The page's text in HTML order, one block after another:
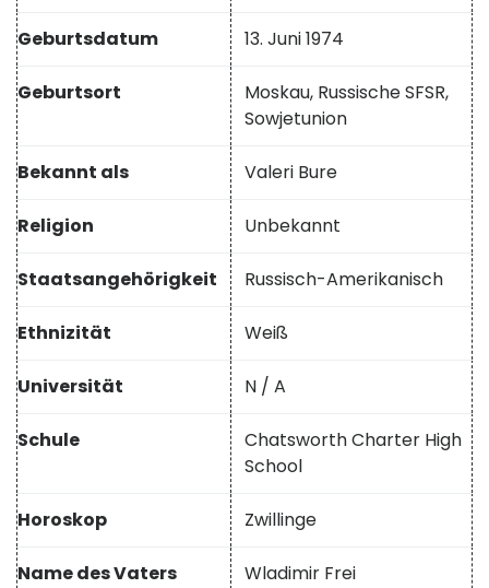
Geburtsdatum 13. Juni 1974
Geburtsort
Moskau, Russische SFSR,
Sowjetunion
Bekannt als Valeri Bure
Religion Unbekannt
Staatsangehörigkeit Russisch-Amerikanisch
Ethnizität Weiß
Universität N / A
Schule
Chatsworth Charter High
School
Horoskop Zwillinge
Name des Vaters Wladimir Frei